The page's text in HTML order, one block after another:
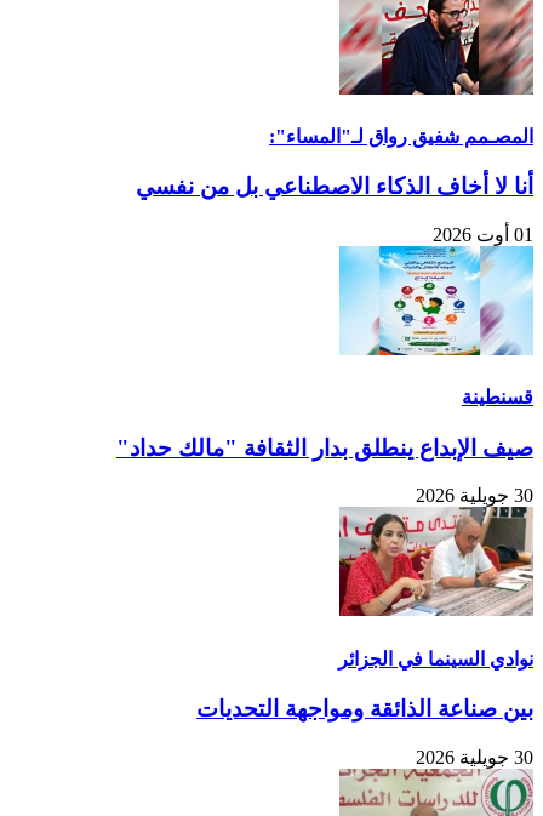
المصـمم شفيق رواق لـ"المساء":
أنا لا أخاف الذكاء الاصطناعي بل من نفسي
01 أوت 2026
قسنطينة
صيف الإبداع ينطلق بدار الثقافة "مالك حداد"
30 جويلية 2026
نوادي السينما في الجزائر
بين صناعة الذائقة ومواجهة التحديات
30 جويلية 2026